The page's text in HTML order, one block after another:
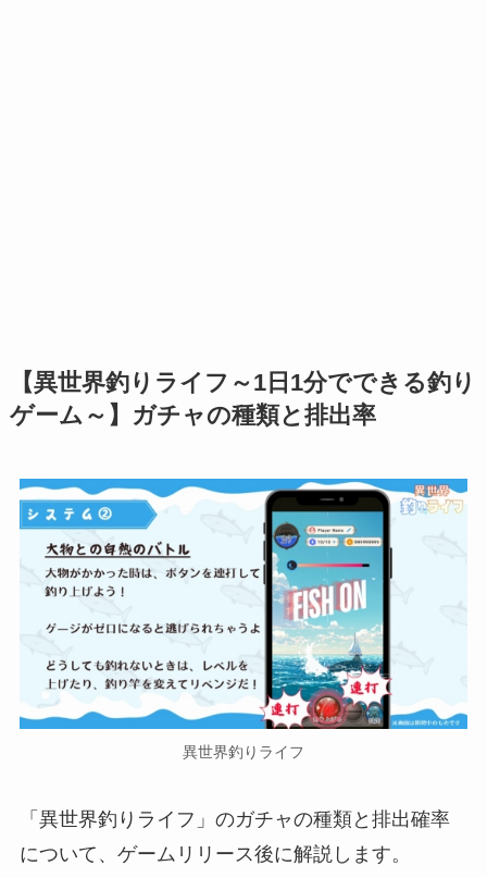
【異世界釣りライフ～1日1分でできる釣り
ゲーム～】ガチャの種類と排出率
異世界釣りライフ
「異世界釣りライフ」のガチャの種類と排出確率
について、ゲームリリース後に解説します。